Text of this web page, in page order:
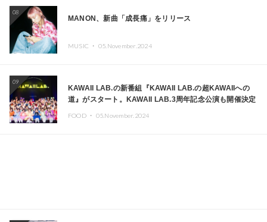
08
MANON、新曲「成長痛」をリリース
MUSIC ・ 05.November.2024
09
KAWAII LAB.の新番組『KAWAII LAB.の超KAWAIIへの
道』がスタート。KAWAII LAB.3周年記念公演も開催決定
FOOD ・ 05.November.2024